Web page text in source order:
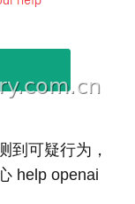
到可疑行为，
help openai